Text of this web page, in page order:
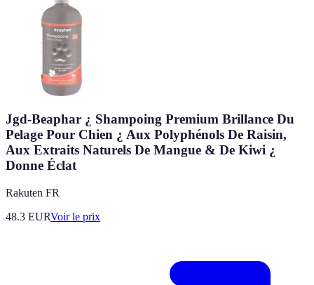
Jgd-Beaphar ¿ Shampoing Premium Brillance Du
Pelage Pour Chien ¿ Aux Polyphénols De Raisin,
Aux Extraits Naturels De Mangue & De Kiwi ¿
Donne Éclat
Rakuten FR
48.3 EURVoir le prix